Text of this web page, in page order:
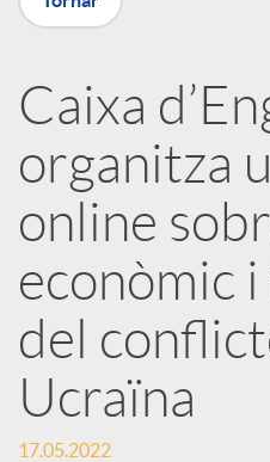
u
b
l
i
c
a
Caixa
organitza
online
econòmic
del
Ucraïna
17.05.2022